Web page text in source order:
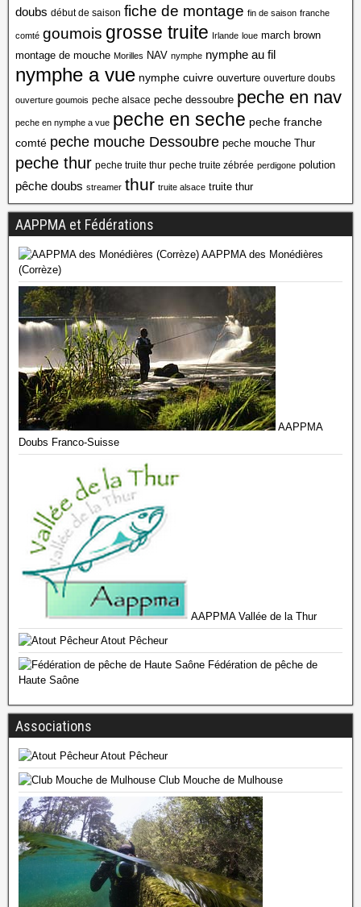
doubs début de saison fiche de montage fin de saison franche
comté goumois grosse truite Irlande loue march brown
montage de mouche Morilles NAV nymphe nymphe au fil
nymphe a vue nymphe cuivre ouverture ouverture doubs
ouverture goumois peche alsace peche dessoubre peche en nav
peche en nymphe a vue peche en seche peche franche
comté peche mouche Dessoubre peche mouche Thur
peche thur peche truite thur peche truite zébrée perdigone polution
pêche doubs streamer thur truite alsace truite thur
AAPPMA et Fédérations
AAPPMA des Monédières
(Corrèze)
AAPPMA
Doubs Franco-Suisse
AAPPMA Vallée de la Thur
Atout Pêcheur
Fédération de pêche de
Haute Saône
Associations
Atout Pêcheur
Club Mouche de Mulhouse